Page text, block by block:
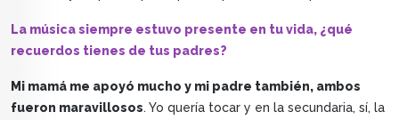
La música siempre estuvo presente en tu vida, ¿qué
recuerdos tienes de tus padres?
Mi mamá me apoyó mucho y mi padre también, ambos
fueron maravillosos. Yo quería tocar y en la secundaria, sí, la